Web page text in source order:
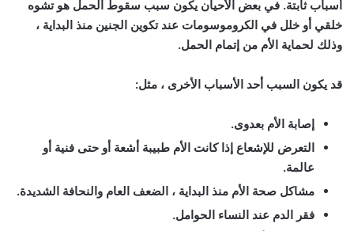
أسباب ثابتة. في بعض الأحيان يكون سبب سقوط الحمل هو تشوه
خلقي أو خلل في الكروموسومات عند تكوين الجنين منذ البداية ،
وذلك لحماية الأم من إتمام الحمل.
قد يكون السبب أحد الأسباب الأخرى ، مثل:
إصابة الأم بعدوى.
التعرض للإشعاع إذا كانت الأم طبيبة أشعة أو حتى فنية أو
عالمة.
مشاكل صحة الأم منذ البداية ، الضعف العام والنحافة الشديدة.
فقر الدم عند النساء الحوامل.